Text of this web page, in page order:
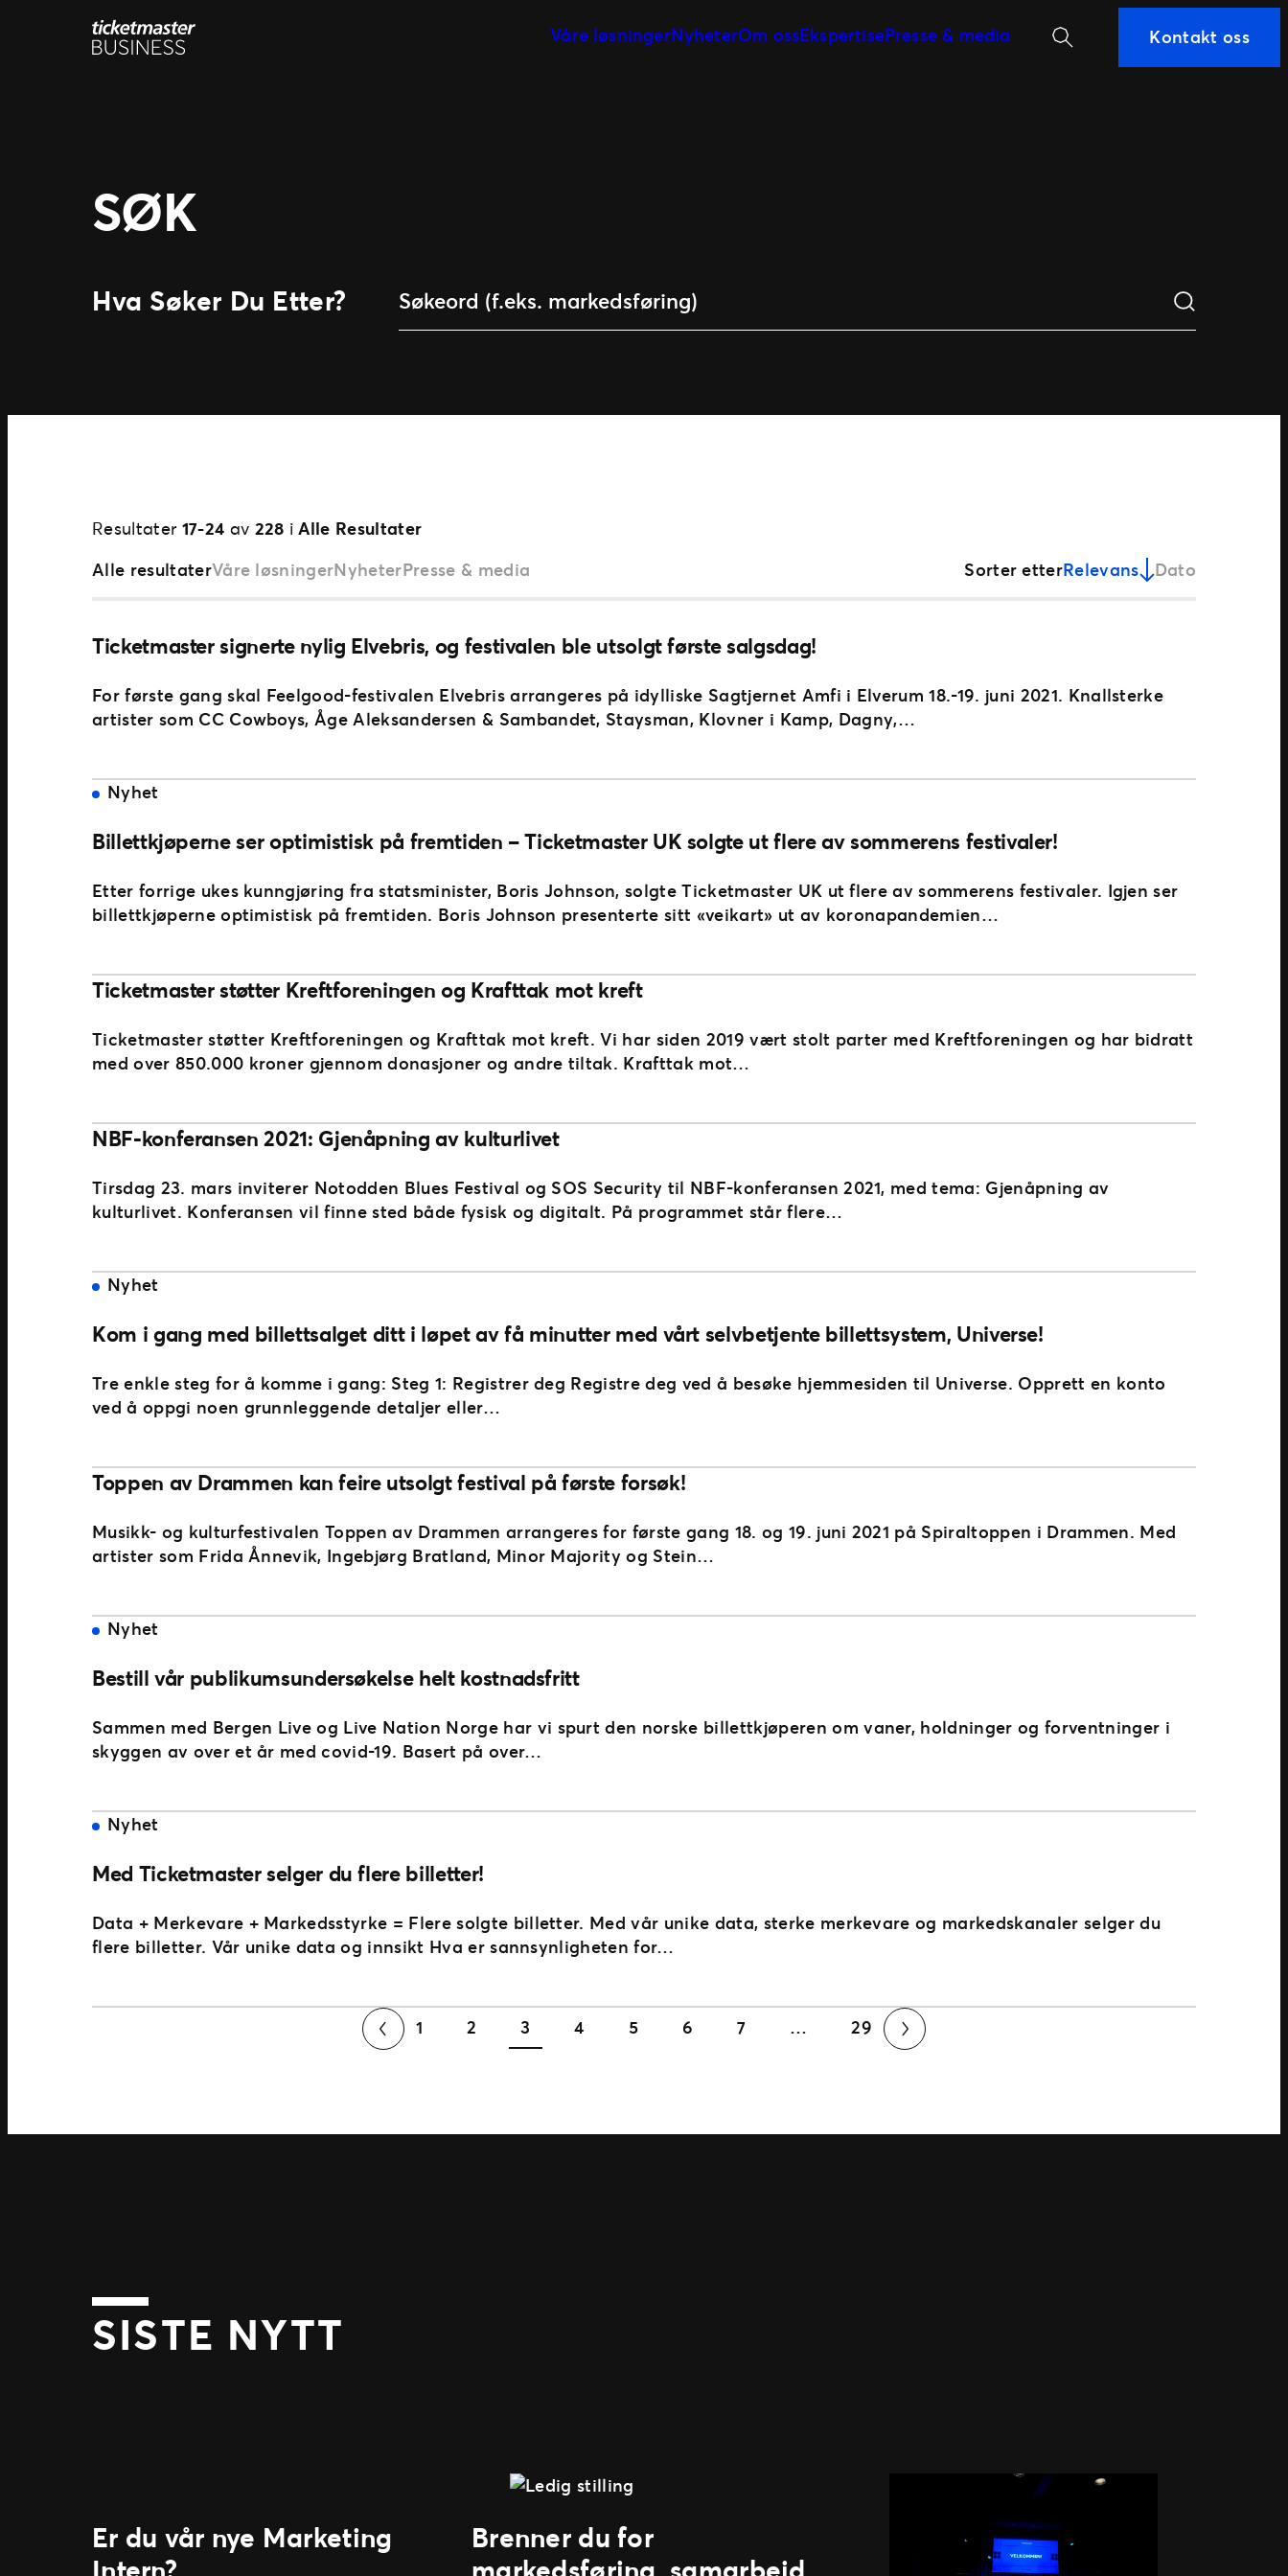
Våre løsningerNyheterOm ossEkspertisePresse & media Søk Kontakt oss
SØK
Hva Søker Du Etter?
Resultater 17-24 av 228 iAlle Resultater
Alle resultaterVåre løsningerNyheterPresse & media Sorter etterRelevans Dato
Ticketmaster signerte nylig Elvebris, og festivalen ble utsolgt første salgsdag!
For første gang skal Feelgood-festivalen Elvebris arrangeres på idylliske Sagtjernet Amfi i Elverum 18.-19. juni 2021. Knallsterke
artister som CC Cowboys, Åge Aleksandersen & Sambandet, Staysman, Klovner i Kamp, Dagny,…
Nyhet
Billettkjøperne ser optimistisk på fremtiden – Ticketmaster UK solgte ut flere av sommerens festivaler!
Etter forrige ukes kunngjøring fra statsminister, Boris Johnson, solgte Ticketmaster UK ut flere av sommerens festivaler. Igjen ser
billettkjøperne optimistisk på fremtiden. Boris Johnson presenterte sitt «veikart» ut av koronapandemien…
Ticketmaster støtter Kreftforeningen og Krafttak mot kreft
Ticketmaster støtter Kreftforeningen og Krafttak mot kreft. Vi har siden 2019 vært stolt parter med Kreftforeningen og har bidratt
med over 850.000 kroner gjennom donasjoner og andre tiltak. Krafttak mot…
NBF-konferansen 2021: Gjenåpning av kulturlivet
Tirsdag 23. mars inviterer Notodden Blues Festival og SOS Security til NBF-konferansen 2021, med tema: Gjenåpning av
kulturlivet. Konferansen vil finne sted både fysisk og digitalt. På programmet står flere…
Nyhet
Kom i gang med billettsalget ditt i løpet av få minutter med vårt selvbetjente billettsystem, Universe!
Tre enkle steg for å komme i gang: Steg 1: Registrer deg Registre deg ved å besøke hjemmesiden til Universe. Opprett en konto
ved å oppgi noen grunnleggende detaljer eller…
Toppen av Drammen kan feire utsolgt festival på første forsøk!
Musikk- og kulturfestivalen Toppen av Drammen arrangeres for første gang 18. og 19. juni 2021 på Spiraltoppen i Drammen. Med
artister som Frida Ånnevik, Ingebjørg Bratland, Minor Majority og Stein…
Nyhet
Bestill vår publikumsundersøkelse helt kostnadsfritt
Sammen med Bergen Live og Live Nation Norge har vi spurt den norske billettkjøperen om vaner, holdninger og forventninger i
skyggen av over et år med covid-19. Basert på over…
Nyhet
Med Ticketmaster selger du flere billetter!
Data + Merkevare + Markedsstyrke = Flere solgte billetter. Med vår unike data, sterke merkevare og markedskanaler selger du
flere billetter. Vår unike data og innsikt Hva er sannsynligheten for…
1 2 3 4 5 6 7 … 29
SISTE NYTT
Er du vår nye Marketing
Brenner du for